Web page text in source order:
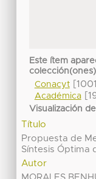
Este ítem
colección(ones)
Conacyt
Académica
Visualización
Título
Propuesta de
Síntesis Óptima
Autor